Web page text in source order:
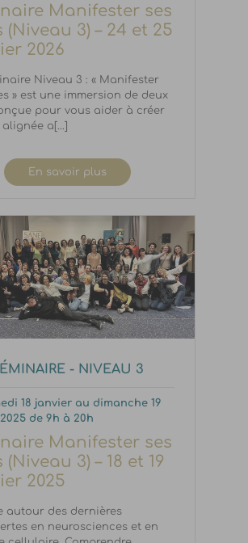
Manifester ses
(Niveau 3) – 24 et 25
2026
Niveau 3 : « Manifester
» est une immersion de deux
pour vous aider à créer
a[...]
En savoir plus
- NIVEAU 3
18 janvier au dimanche 19
de 9h à 20h
Manifester ses
(Niveau 3) – 18 et 19
2025
autour des dernières
en neurosciences et en